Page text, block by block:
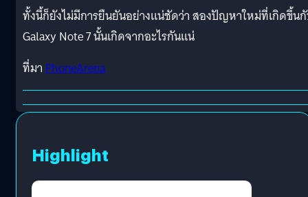
ทั้งนี้ก็ยังไม่มีการยืนยันอย่างแน่ชัดว่า สองปัญหาใหม่ที่เกิดขึ้น
Galaxy Note 7 นั้นเกิดจากอะไรกันแน่
ที่มาPhoneArena
Highlight